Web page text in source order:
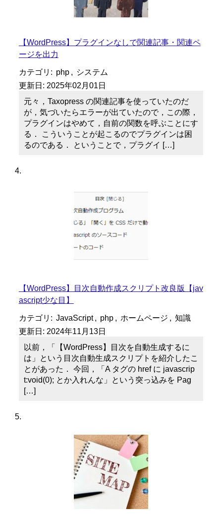
【WordPress】プラグインなしで関連記事・関連ペ
ージを出力
カテゴリ: php , システム
更新日: 2025年02月01日
元々，Taxopress の関連記事を使っていたのだ
が，気づいたらエラーが出ていたので，この際，
プラグインはやめて，自前の関数を呼ぶことにす
る． こういうことが起こるのでプラグインは困
るのである． ということで，プラグイ […]
【WordPress】目次自動作成スクリプト改良版【jav
ascript少な目】
カテゴリ: JavaScript , php , ホームページ , 知識
更新日: 2024年11月13日
以前，「【WordPress】目次を自動生成するに
は」という目次自動生成スクリプトを紹介したこ
とがあった． 今回，「A タグの href に javascrip
t:void(0); とか入れんな」という突っ込みを Pag
[…]